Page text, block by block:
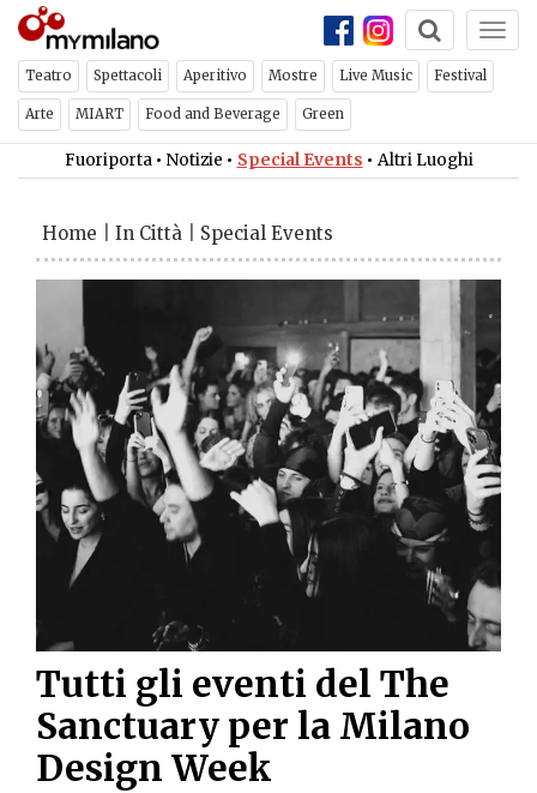
Teatro Spettacoli Aperitivo Mostre Live Music Festival
Arte MIART Food and Beverage Green
Fuoriporta • Notizie • Special Events • Altri Luoghi
Home In Città Special Events
Tutti gli eventi del The
Sanctuary per la Milano
Design Week